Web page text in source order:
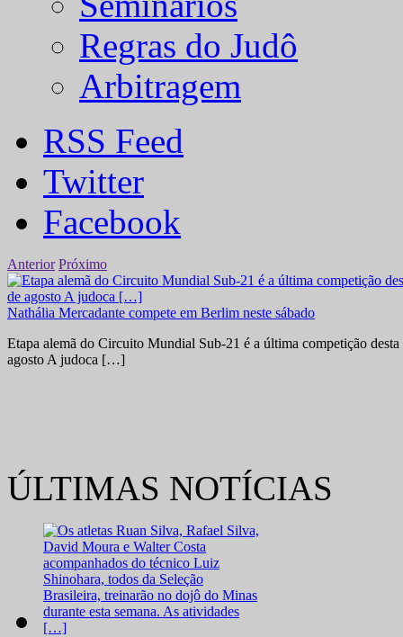
Regras do Judô
Arbitragem
RSS Feed
Twitter
Facebook
Anterior Próximo
Nathália Mercadante compete em Berlim neste sábado
Etapa alemã do Circuito Mundial Sub-21 é a última competição
agosto A judoca […]
ÚLTIMAS NOTÍCIAS